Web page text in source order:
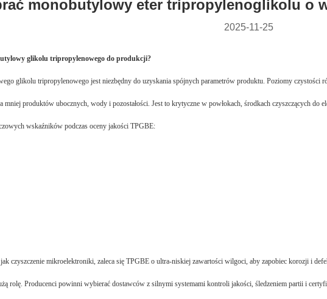
monobutylowy eter tripropylenoglikolu o
2025-11-25
glikolu tripropylenowego do produkcji?
glikolu tripropylenowego jest niezbędny do uzyskania spójnych parametrów produktu. Poziomy czystości
produktów ubocznych, wody i pozostałości. Jest to krytyczne w powłokach, środkach czyszczących do
wskaźników podczas oceny jakości TPGBE:
czyszczenie mikroelektroniki, zaleca się TPGBE o ultra-niskiej zawartości wilgoci, aby zapobiec korozji i
rolę. Producenci powinni wybierać dostawców z silnymi systemami kontroli jakości, śledzeniem partii i